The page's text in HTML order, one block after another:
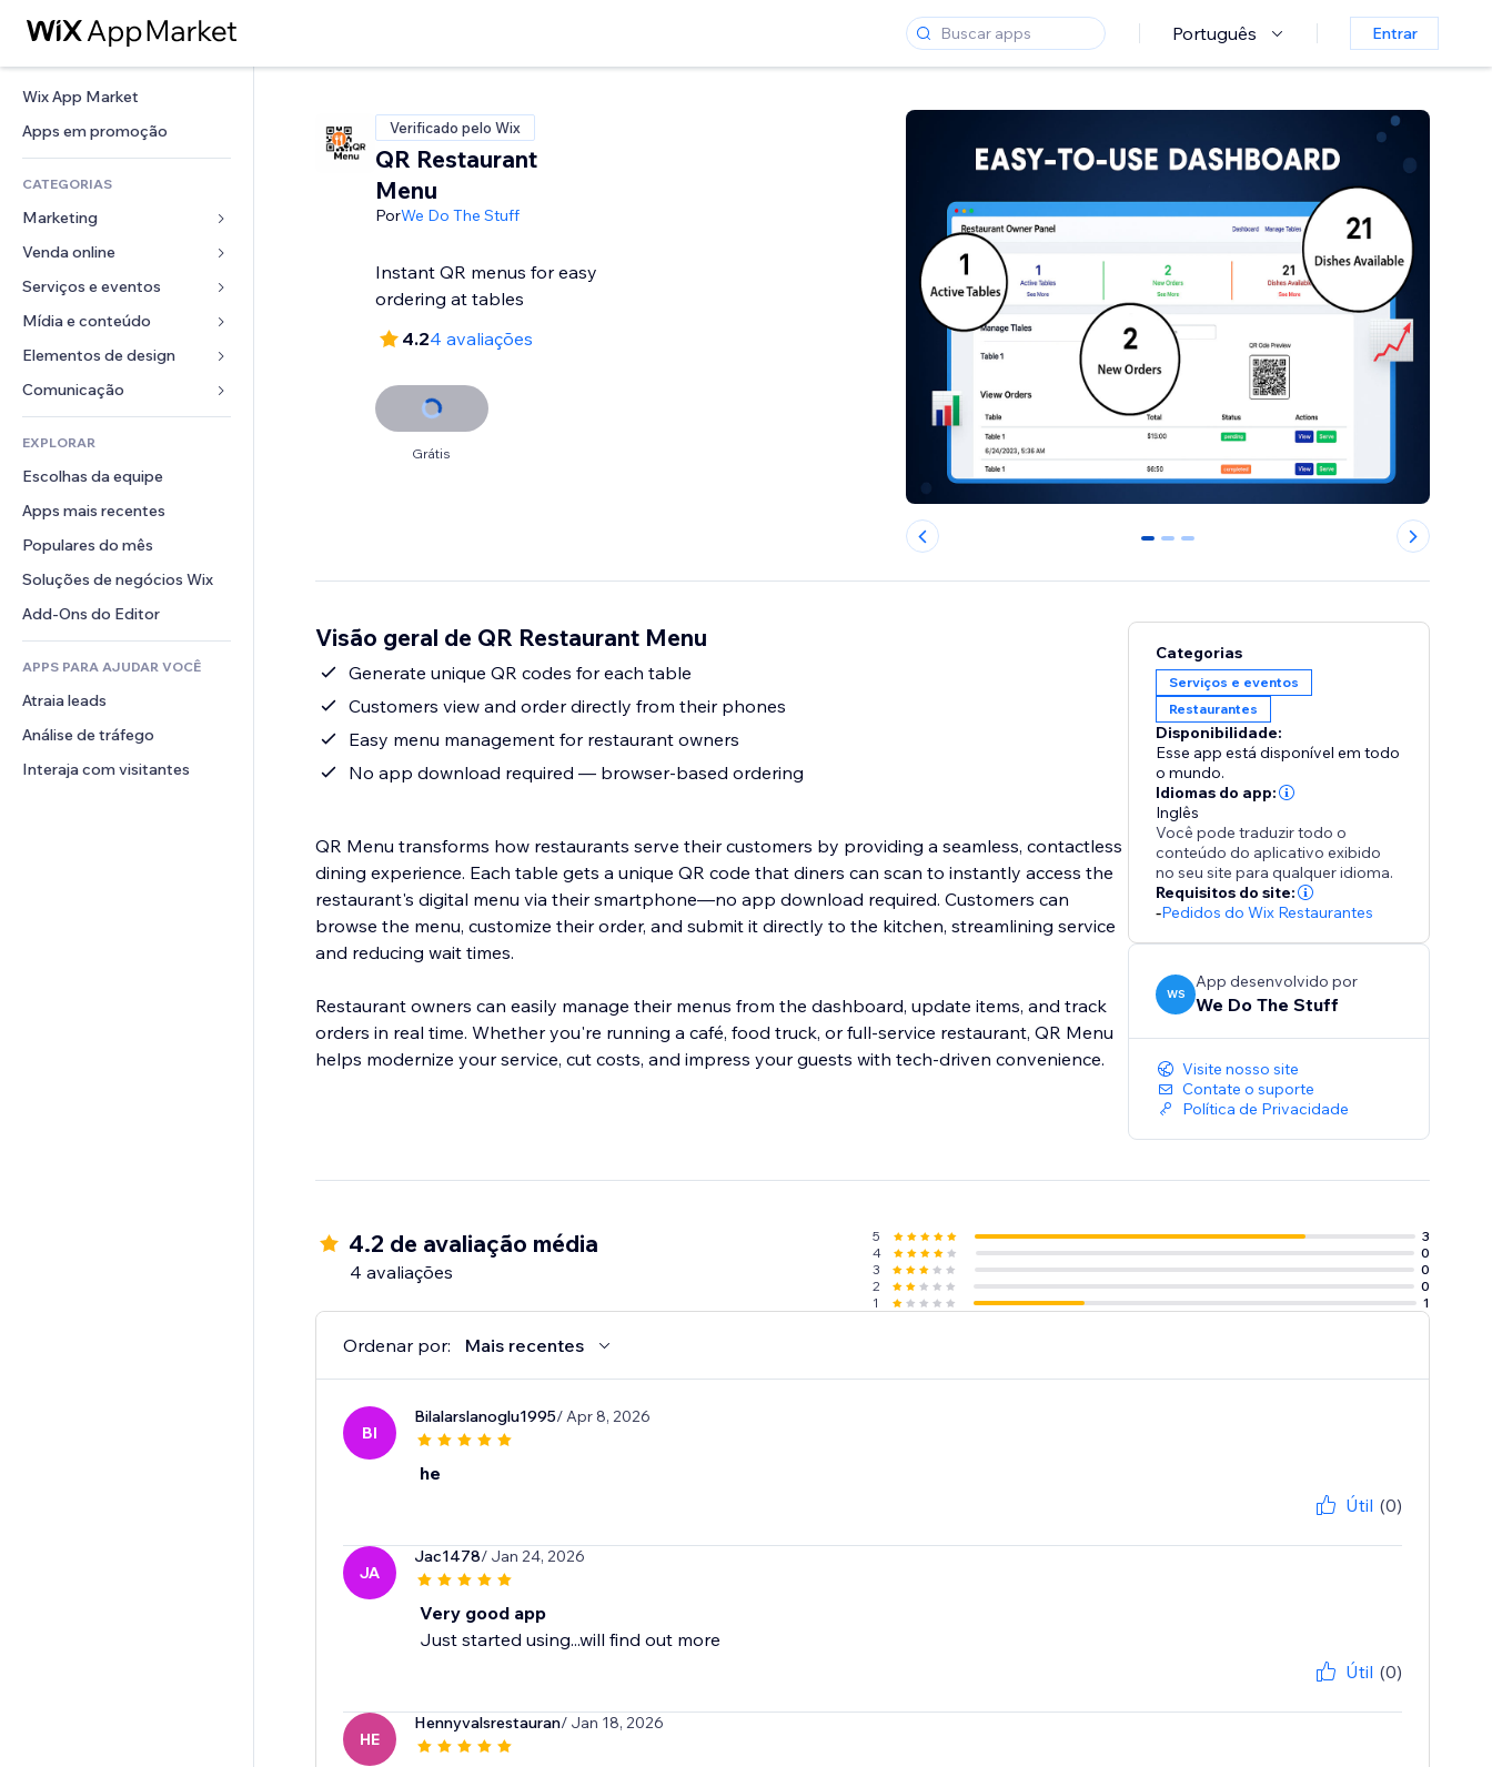
Português Entrar
Wix App Market
Apps em promoção
CATEGORIAS
Marketing
Anúncios
Mobile
Análises
Listas do site
Email
Venda online
Apps para lojas
Frete e entrega
Botões de venda
Contabilidade
Cupons e fidelidade
Soluções de armazenamento
Serviços e eventos
Hotéis
Eventos
Restaurantes
Imobiliária
Meus agendamentos
Mídia e conteúdo
Galeria
Músicas
Podcasts
Fotografia
Vídeo
PDF
Compartilhamento de arquivos
Notícias
Elementos de design
Mapas e navegação
Privacidade e segurança
Relógio
Templates de página
Efeitos de imagem
Botões e menus
Banners e selos
Calculadoras
Busca
Previsão do tempo
Tabelas e gráficos
Formulários
Enquetes
Chat
Comentários
Telefone
Comunidade
Avaliações e depoimentos
CRM
EXPLORAR
Escolhas da equipe
Apps mais recentes
Populares do mês
Soluções de negócios Wix
Add-Ons do Editor
APPS PARA AJUDAR VOCÊ
Atraia leads
Análise de tráfego
Interaja com visitantes
Verificado pelo Wix
QR Restaurant
Menu
PorWe Do The Stuff
Instant QR menus for easy
ordering at tables
4.24 avaliações
Grátis
0 1 2
Visão geral de QR Restaurant Menu
Generate unique QR codes for each table
Customers view and order directly from their phones
Easy menu management for restaurant owners
No app download required — browser-based ordering
QR Menu transforms how restaurants serve their customers by providing a seamless, contactless
dining experience. Each table gets a unique QR code that diners can scan to instantly access the
restaurant's digital menu via their smartphone—no app download required. Customers can
browse the menu, customize their order, and submit it directly to the kitchen, streamlining service
and reducing wait times.
Restaurant owners can easily manage their menus from the dashboard, update items, and track
orders in real time. Whether you're running a café, food truck, or full-service restaurant, QR Menu
helps modernize your service, cut costs, and impress your guests with tech-driven convenience.
Categorias
Serviços e eventos
Restaurantes
Disponibilidade:
Esse app está disponível em todo
o mundo.
Idiomas do app:
Inglês
Você pode traduzir todo o
conteúdo do aplicativo exibido
no seu site para qualquer idioma.
Requisitos do site:
-Pedidos do Wix Restaurantes
WS
App desenvolvido por
We Do The Stuff
Visite nosso site
Contate o suporte
Política de Privacidade
4.2 de avaliação média
4 avaliações
5
3
4
0
3
0
2
0
1
1
Ordenar por: Mais recentes
BI
Bilalarslanoglu1995/ Apr 8, 2026
he
Útil (0)
JA
Jac1478/ Jan 24, 2026
Very good app
Just started using...will find out more
Útil (0)
HE
Hennyvalsrestauran/ Jan 18, 2026